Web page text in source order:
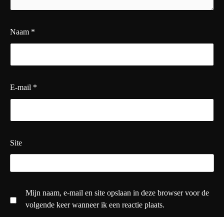
Naam *
E-mail *
Site
Mijn naam, e-mail en site opslaan in deze browser voor de
volgende keer wanneer ik een reactie plaats.